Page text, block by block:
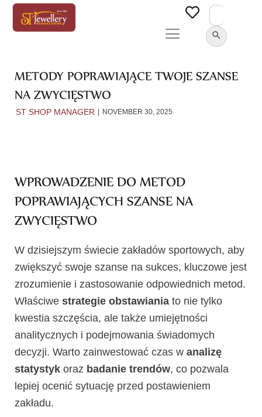
Search
SEARCH BUTTON
METODY POPRAWIAJĄCE TWOJE SZANSE
NA ZWYCIĘSTWO
ST SHOP MANAGER NOVEMBER 30, 2025
WPROWADZENIE DO METOD
POPRAWIAJĄCYCH SZANSE NA
ZWYCIĘSTWO
W dzisiejszym świecie zakładów sportowych, aby
zwiększyć swoje szanse na sukces, kluczowe jest
zrozumienie i zastosowanie odpowiednich metod.
Właściwe strategie obstawiania to nie tylko
kwestia szczęścia, ale także umiejętności
analitycznych i podejmowania świadomych
decyzji. Warto zainwestować czas w analizę
statystyk oraz badanie trendów, co pozwala
lepiej ocenić sytuację przed postawieniem
zakładu.